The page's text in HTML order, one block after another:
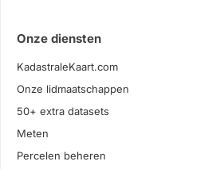
Onze diensten
KadastraleKaart.com
Onze lidmaatschappen
50+ extra datasets
Meten
Percelen beheren